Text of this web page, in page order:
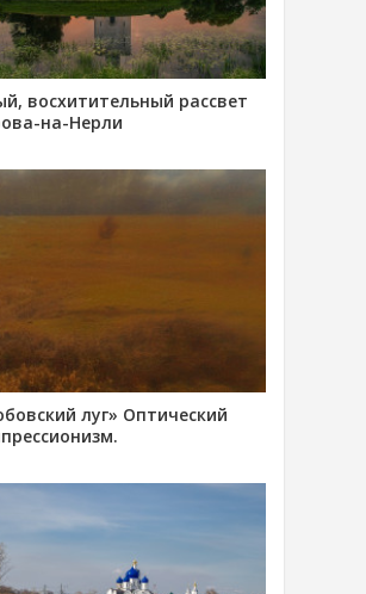
восхитительный рассвет
на-Нерли
луг» Оптический